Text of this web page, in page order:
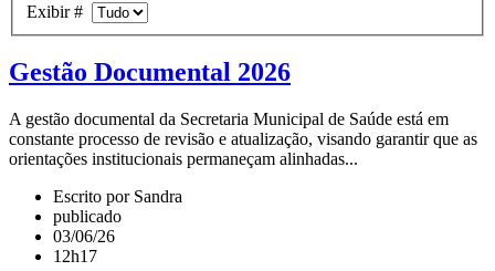
Exibir #
Gestão Documental 2026
A gestão documental da Secretaria Municipal de Saúde está em
constante processo de revisão e atualização, visando garantir que as
orientações institucionais permaneçam alinhadas...
Escrito por Sandra
publicado
03/06/26
12h17